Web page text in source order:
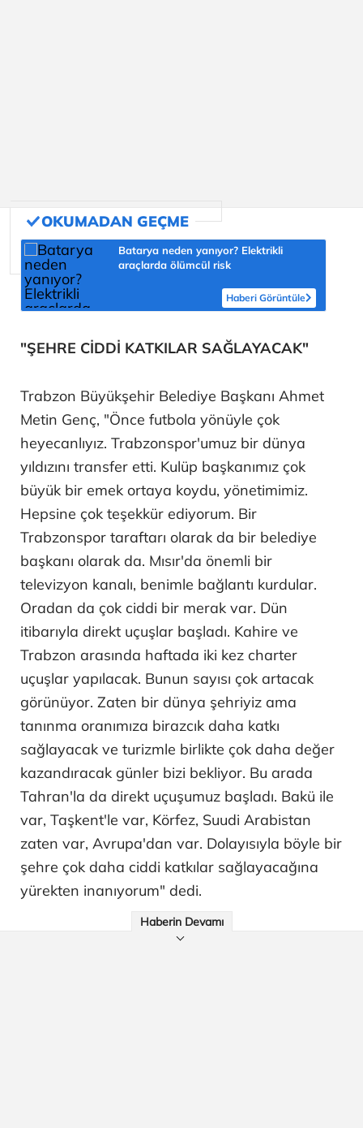
Batarya neden yanıyor? Elektrikli
araçlarda ölümcül risk
Haberi Görüntüle
"ŞEHRE CİDDİ KATKILAR SAĞLAYACAK"
Trabzon Büyükşehir Belediye Başkanı Ahmet
Metin Genç, "Önce futbola yönüyle çok
heyecanlıyız. Trabzonspor'umuz bir dünya
yıldızını transfer etti. Kulüp başkanımız çok
büyük bir emek ortaya koydu, yönetimimiz.
Hepsine çok teşekkür ediyorum. Bir
Trabzonspor taraftarı olarak da bir belediye
başkanı olarak da. Mısır'da önemli bir
televizyon kanalı, benimle bağlantı kurdular.
Oradan da çok ciddi bir merak var. Dün
itibarıyla direkt uçuşlar başladı. Kahire ve
Trabzon arasında haftada iki kez charter
uçuşlar yapılacak. Bunun sayısı çok artacak
görünüyor. Zaten bir dünya şehriyiz ama
tanınma oranımıza birazcık daha katkı
sağlayacak ve turizmle birlikte çok daha değer
kazandıracak günler bizi bekliyor. Bu arada
Tahran'la da direkt uçuşumuz başladı. Bakü ile
var, Taşkent'le var, Körfez, Suudi Arabistan
zaten var, Avrupa'dan var. Dolayısıyla böyle bir
şehre çok daha ciddi katkılar sağlayacağına
yürekten inanıyorum" dedi.
Haberin Devamı